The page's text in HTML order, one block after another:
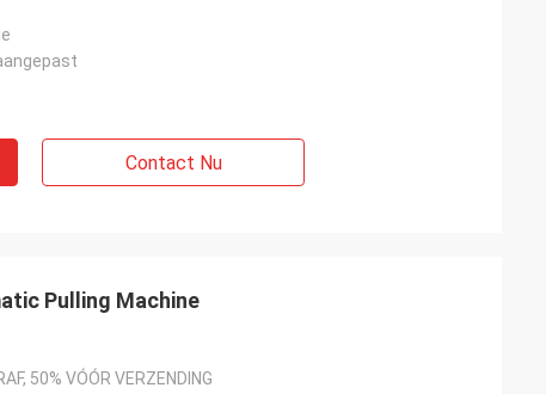
Contact Nu
Pulling Machine
50% VÓÓR VERZENDING